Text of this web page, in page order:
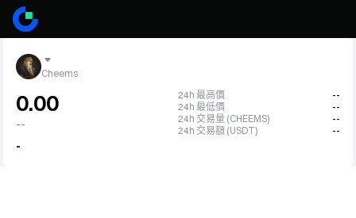
Cheems
0.00
--
-
24h 最高價
--
24h 最低價
--
24h 交易量 (CHEEMS)
--
24h 交易額 (USDT)
--